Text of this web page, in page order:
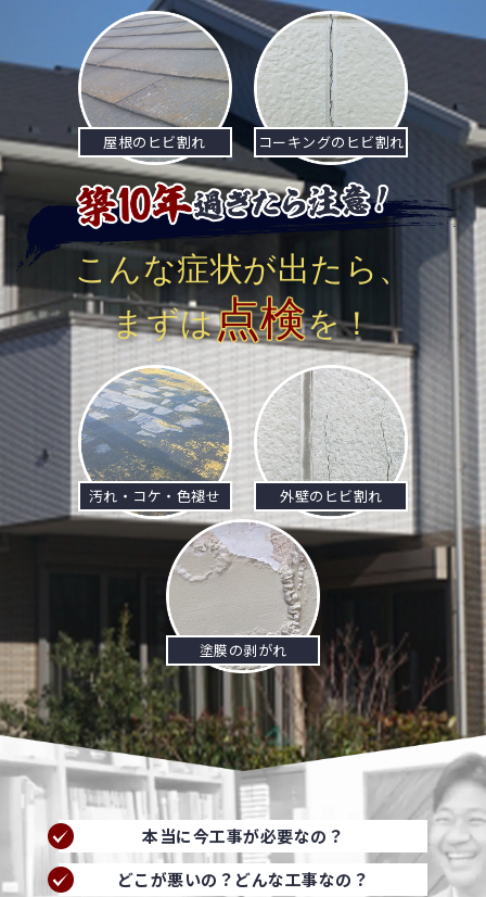
シ
ョ
ン
屋根のヒビ割れ コーキングのヒビ割れ
こんな症状が出たら、
まずは点検を！
汚れ・コケ・色褪せ 外壁のヒビ割れ
塗膜の剥がれ
本当に今工事が必要なの？
どこが悪いの？どんな工事なの？